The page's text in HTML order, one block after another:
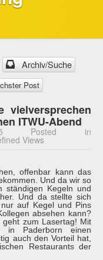
Archiv/Suche
Post
vielversprechen
ITWU-Abend
Posted in
Views
offenbar kann das
Und da wir so
ständigen Kegeln und
Und da stellte sich
auf Kegel und Pins
absehen kann?
geht zum Lasertag! Mit
Paderborn einen
auch den Vorteil hat,
Restaurants der